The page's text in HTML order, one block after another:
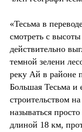
«Тесьма в
смотреть с
действительно
темной зелени
реку Ай в районе
Большая Тесьма и
строительством
называться
длиной 18 км,